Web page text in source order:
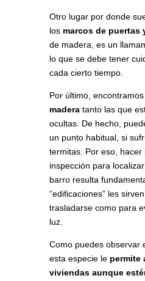
Otro lugar por donde
los marcos de puertas
de madera, es un
lo que se debe tener
cada cierto tiempo.
Por último,
maderatanto las que
ocultas. De hecho,
un punto habitual, si
termitas. Por eso, hacer
inspección para
barro resulta
“edificaciones” les
trasladarse como para
luz.
Como puedes observar
esta especie le permite
viviendas aunque